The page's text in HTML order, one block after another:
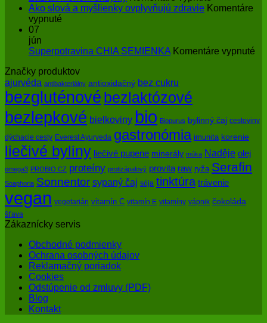
ochrana
Zázrak
Ako slová a myšlienky ovplyvňujú zdravie Komentáre
vypnuté
a
ovplyvňujú
zdravie
07
jún
Superpotravina CHIA SEMIENKA Komentáre vypnuté
Značky produktov
ajurvéda antibakteriálny antioxidačný bez cukru
bezgluténové bezlaktózové
bezlepkové bielkoviny bio Biopurus bylinný čaj cestoviny
dýchacie cesty Everest Ayurveda gastronómia imunita korenie
liečivé byliny liečivé pupene minerály múka Naděje olej
omega3 PROBIO CZ proteíny protizápalový provita raw ryža Serafin
Soaphoria Sonnentor sypaný čaj sója tinktúra trávenie
vegan vegetarián vitamín C vitamín E vitamíny vápnik čokoláda
šťava
Zákaznícky servis
Obchodné podmienky
Ochrana osobných údajov
Reklamačný poriadok
Cookies
Odstúpenie od zmluvy (PDF)
Blog
Kontakt